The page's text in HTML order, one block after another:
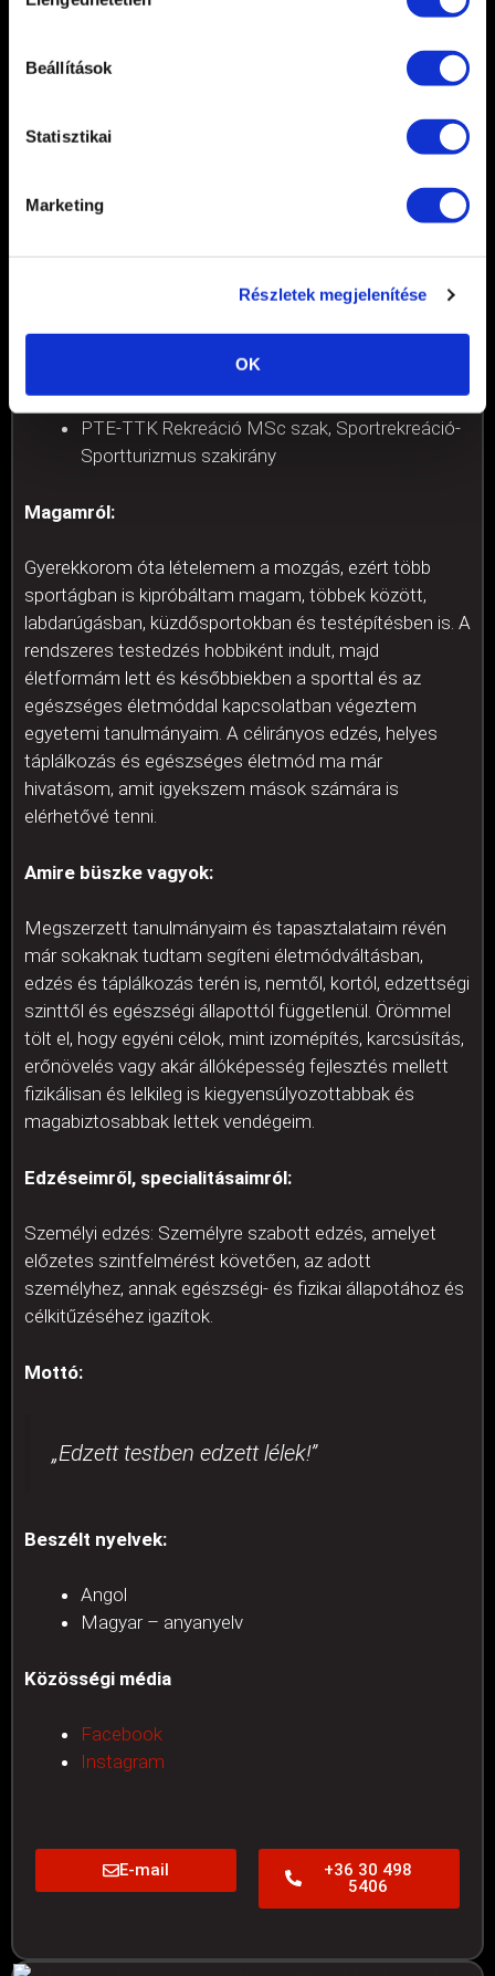
Beállítások
Statisztikai
Marketing
Részletek megjelenítése
OK
fényesebb a lángja.” – Iyengar
PTE-ETK Rekreációszervezés és
Egészségfejlesztés BSc
PTE-TTK Rekreáció MSc szak, Sportrekreáció-
Sportturizmus szakirány
Magamról:
Gyerekkorom óta lételemem a mozgás, ezért több
sportágban is kipróbáltam magam, többek között,
labdarúgásban, küzdősportokban és testépítésben is. A
rendszeres testedzés hobbiként indult, majd
életformám lett és későbbiekben a sporttal és az
egészséges életmóddal kapcsolatban végeztem
egyetemi tanulmányaim. A célirányos edzés, helyes
táplálkozás és egészséges életmód ma már
hivatásom, amit igyekszem mások számára is
elérhetővé tenni.
Amire büszke vagyok:
Megszerzett tanulmányaim és tapasztalataim révén
már sokaknak tudtam segíteni életmódváltásban,
edzés és táplálkozás terén is, nemtől, kortól, edzettségi
szinttől és egészségi állapottól függetlenül. Örömmel
tölt el, hogy egyéni célok, mint izomépítés, karcsúsítás,
erőnövelés vagy akár állóképesség fejlesztés mellett
fizikálisan és lelkileg is kiegyensúlyozottabbak és
magabiztosabbak lettek vendégeim.
Edzéseimről, specialitásaimról:
Személyi edzés: Személyre szabott edzés, amelyet
előzetes szintfelmérést követően, az adott
személyhez, annak egészségi- és fizikai állapotához és
célkitűzéséhez igazítok.
Mottó:
„Edzett testben edzett lélek!”
Beszélt nyelvek:
Angol
Magyar – anyanyelv
Közösségi média
Facebook
Instagram
E-mail
+36 30 498
5406